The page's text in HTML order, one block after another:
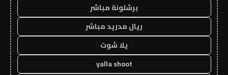
برشلونة مباشر
ريال مدريد مباشر
يلا شوت
yalla shoot